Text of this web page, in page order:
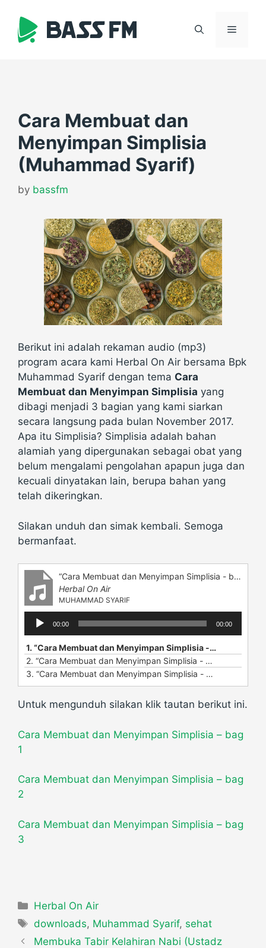
content
Menu
Cara Membuat dan
Menyimpan Simplisia
(Muhammad Syarif)
by bassfm
Berikut ini adalah rekaman audio (mp3)
program acara kami Herbal On Air bersama Bpk
Muhammad Syarif dengan tema Cara
Membuat dan Menyimpan Simplisia yang
dibagi menjadi 3 bagian yang kami siarkan
secara langsung pada bulan November 2017.
Apa itu Simplisia? Simplisia adalah bahan
alamiah yang dipergunakan sebagai obat yang
belum mengalami pengolahan apapun juga dan
kecuali dinyatakan lain, berupa bahan yang
telah dikeringkan.
Silakan unduh dan simak kembali. Semoga
bermanfaat.
“Cara Membuat dan Menyimpan Simplisia - bag 1”
Herbal On Air
MUHAMMAD SYARIF
Audio
Player
00:00 00:00
1. “Cara Membuat dan Menyimpan Simplisia - bag 1”
2. “Cara Membuat dan Menyimpan Simplisia - bag 2”
3. “Cara Membuat dan Menyimpan Simplisia - bag 3”
Untuk mengunduh silakan klik tautan berikut ini.
Cara Membuat dan Menyimpan Simplisia – bag
1
Cara Membuat dan Menyimpan Simplisia – bag
2
Cara Membuat dan Menyimpan Simplisia – bag
3
Categories
Herbal On Air
Tags
downloads, Muhammad Syarif, sehat
Membuka Tabir Kelahiran Nabi (Ustadz